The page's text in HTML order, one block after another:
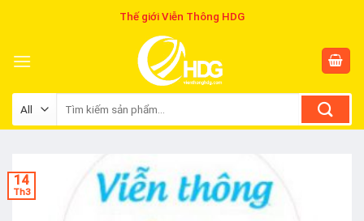
Thế giới Viễn Thông HDG
14
Th3